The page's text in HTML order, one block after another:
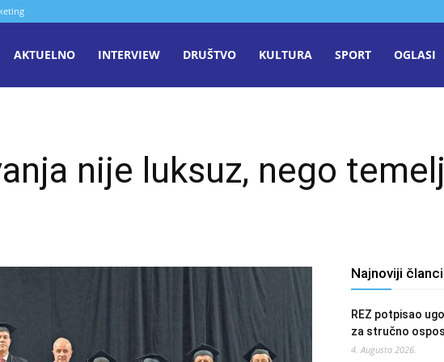
AKTUELNO INTERVIEW DRUŠTVO KULTURA SPORT OGLASI
nije luksuz, nego
Najnoviji članci
REZ potpisao
za stručno
4. Augusta 2026.